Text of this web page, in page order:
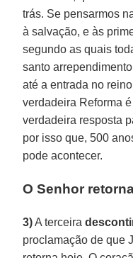
trás. Se pensarmos
à salvação, e às
segundo as quais
santo
até a entrada no
verdadeira Reforma
verdadeira resposta
por isso que, 500
pode acontecer.
O Senhor
3)A terceira
proclamação de que